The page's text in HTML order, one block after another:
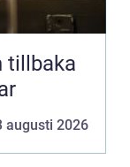
augusti 2026